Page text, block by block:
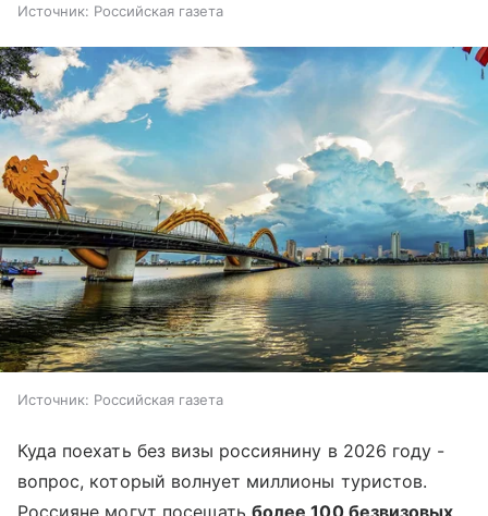
Источник: Российская газета
Источник: Российская газета
Куда поехать без визы россиянину в 2026 году -
вопрос, который волнует миллионы туристов.
Россияне могут посещатьболее 100 безвизовых